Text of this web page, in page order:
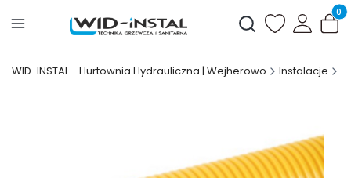
Otwórz
WID-INSTAL - Hurtownia Hydrauliczna | Wejherowo Instalacje